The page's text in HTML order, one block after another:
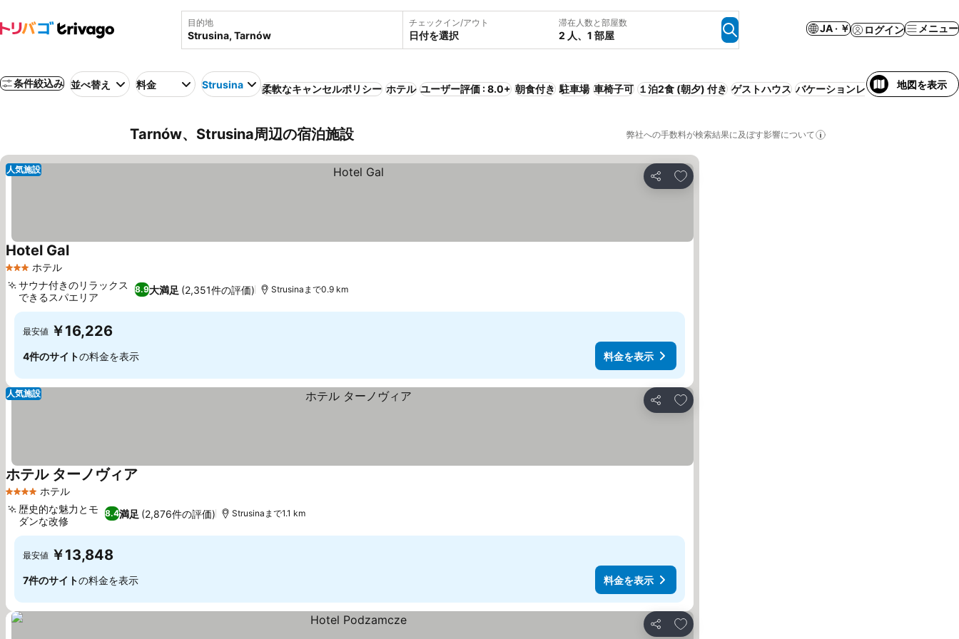
目的地 チェックイン/アウト
日付を選択
滞在人数と部屋数
2 人、1 部屋
JA · ￥ ログイン メニュー
条件絞込み 並べ替え 料金 Strusina 柔軟なキャンセルポリシー ホテル ユーザー評価 : 8.0+ 朝食付き 駐車場 車椅子可 １泊2食 (朝夕) 付き ゲストハウス バケーションレンタル (貸切) ペッ
地図を表示
Tarnów、Strusina周辺の宿泊施設 弊社への手数料が検索結果に及ぼす影響について
シェア
お気に入りに追加
人気施設
3 ホテルのランク
ホテル
Hotel Gal料金を表示
8.9大満足 (2,351件の評価)
サウナ付きのリラックス
できるスパエリア
Strusinaまで0.9 km
最安値 ￥16,226
4件のサイトの料金を表示 料金を表示
シェア
お気に入りに追加
人気施設
4 ホテルのランク
ホテル
ホテル ターノヴィア
8.4満足 (2,876件の評価)
歴史的な魅力とモ
ダンな改修
Strusinaまで1.1 km
最安値 ￥13,848
7件のサイトの料金を表示 料金を表示
シェア
お気に入りに追加